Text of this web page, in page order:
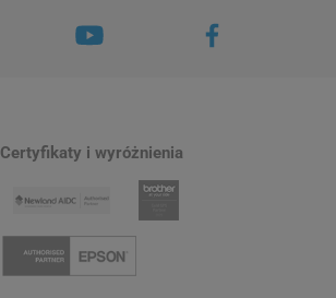
Certyfikaty i wyróżnienia